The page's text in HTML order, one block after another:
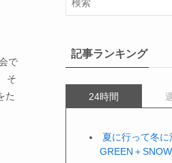
で
そ
た
記事ランキング
24時間
夏に行って冬
GREEN＋